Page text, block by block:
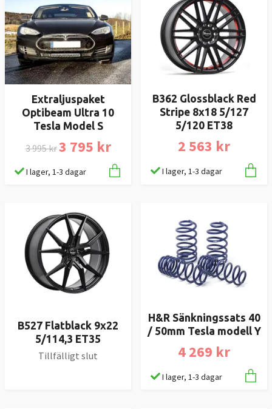
Extraljuspaket
Optibeam Ultra 10
Tesla Model S
3 995 kr3 795 kr
I lager, 1-3 dagar
B362 Glossblack Red
Stripe 8x18 5/127
5/120 ET38
2 563 kr
I lager, 1-3 dagar
B527 Flatblack 9x22
5/114,3 ET35
Tillfälligt slut
H&R Sänkningssats 40
/ 50mm Tesla modell Y
4 269 kr
I lager, 1-3 dagar